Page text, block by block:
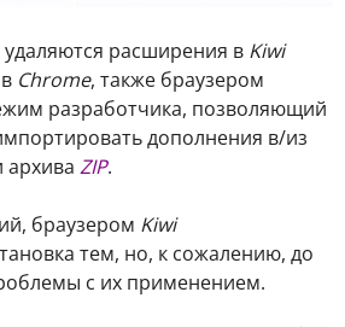
расширения в Kiwi
Chrome, также браузером
разработчика, позволяющий
дополнения в/из
ZIP.
браузером Kiwi
тем, но, к сожалению, до
с их применением.